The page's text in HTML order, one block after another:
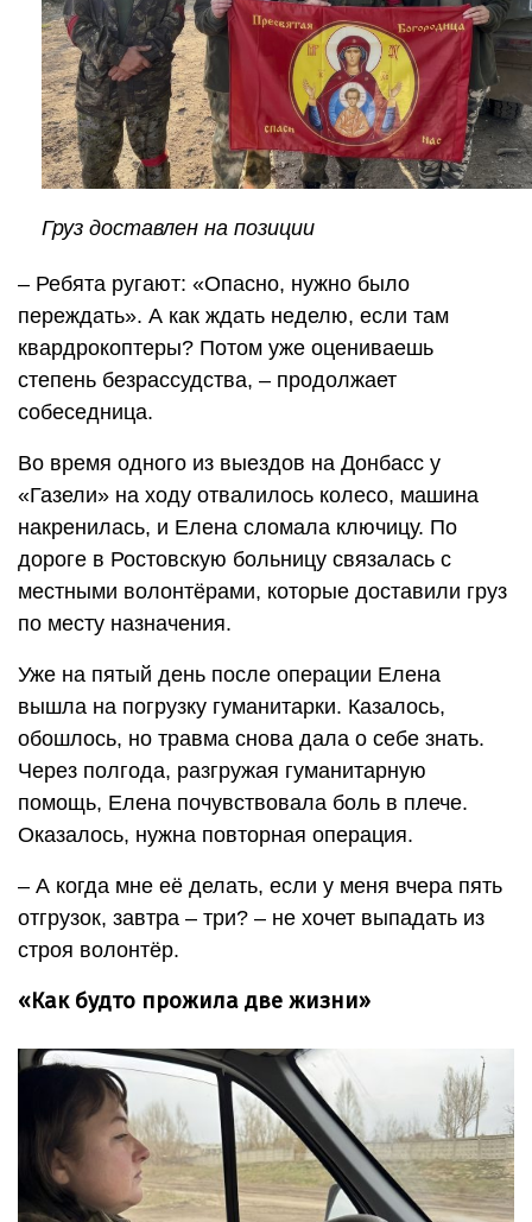
Груз доставлен на позиции
– Ребята ругают: «Опасно, нужно было
переждать». А как ждать неделю, если там
квардрокоптеры? Потом уже оцениваешь
степень безрассудства, – продолжает
собеседница.
Во время одного из выездов на Донбасс у
«Газели» на ходу отвалилось колесо, машина
накренилась, и Елена сломала ключицу. По
дороге в Ростовскую больницу связалась с
местными волонтёрами, которые доставили груз
по месту назначения.
Уже на пятый день после операции Елена
вышла на погрузку гуманитарки. Казалось,
обошлось, но травма снова дала о себе знать.
Через полгода, разгружая гуманитарную
помощь, Елена почувствовала боль в плече.
Оказалось, нужна повторная операция.
– А когда мне её делать, если у меня вчера пять
отгрузок, завтра – три? – не хочет выпадать из
строя волонтёр.
«Как будто прожила две жизни»